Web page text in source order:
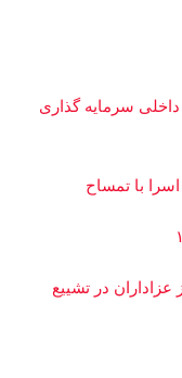
سرمایه‌ گذاری
با تمساح
در تشییع